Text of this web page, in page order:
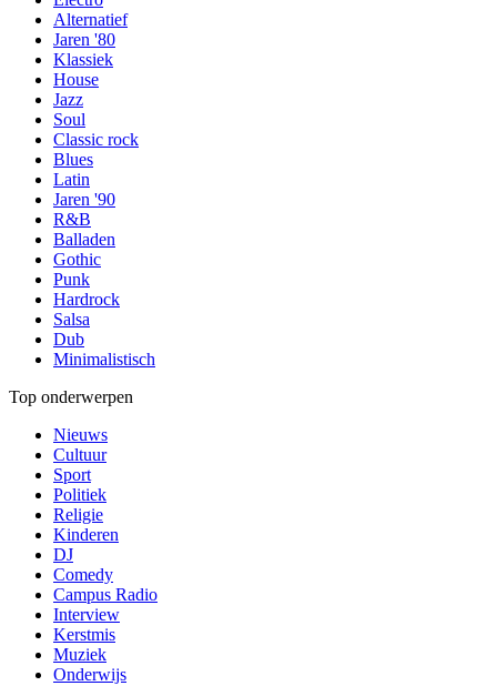
Alternatief
Jaren '80
Klassiek
House
Jazz
Soul
Classic rock
Blues
Latin
Jaren '90
R&B
Balladen
Gothic
Punk
Hardrock
Salsa
Dub
Minimalistisch
Top onderwerpen
Nieuws
Cultuur
Sport
Politiek
Religie
Kinderen
DJ
Comedy
Campus Radio
Interview
Kerstmis
Muziek
Onderwijs